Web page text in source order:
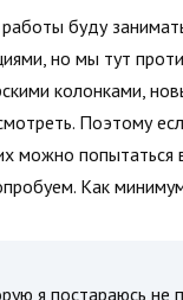
буду
но мы тут
колонками,
Поэтому
можно
Как
я постараюсь